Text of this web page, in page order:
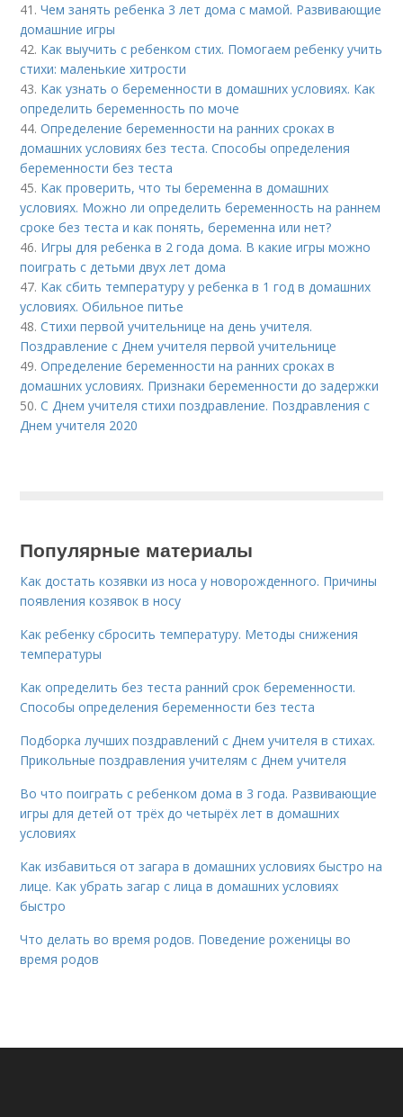
41.Чем занять ребенка 3 лет дома с мамой. Развивающие
домашние игры
42. Как выучить с ребенком стих. Помогаем ребенку учить
стихи: маленькие хитрости
43. Как узнать о беременности в домашних условиях. Как
определить беременность по моче
44.Определение беременности на ранних сроках в
домашних условиях без теста. Способы определения
беременности без теста
45. Как проверить, что ты беременна в домашних
условиях. Можно ли определить беременность на раннем
сроке без теста и как понять, беременна или нет?
46. Игры для ребенка в 2 года дома. В какие игры можно
поиграть с детьми двух лет дома
47. Как сбить температуру у ребенка в 1 год в домашних
условиях. Обильное питье
48.Стихи первой учительнице на день учителя.
Поздравление с Днем учителя первой учительнице
49.Определение беременности на ранних сроках в
домашних условиях. Признаки беременности до задержки
50.С Днем учителя стихи поздравление. Поздравления с
Днем учителя 2020
Популярные материалы
Как достать козявки из носа у новорожденного. Причины
появления козявок в носу
Как ребенку сбросить температуру. Методы снижения
температуры
Как определить без теста ранний срок беременности.
Способы определения беременности без теста
Подборка лучших поздравлений с Днем учителя в стихах.
Прикольные поздравления учителям с Днем учителя
Во что поиграть с ребенком дома в 3 года. Развивающие
игры для детей от трёх до четырёх лет в домашних
условиях
Как избавиться от загара в домашних условиях быстро на
лице. Как убрать загар с лица в домашних условиях
быстро
Что делать во время родов. Поведение роженицы во
время родов